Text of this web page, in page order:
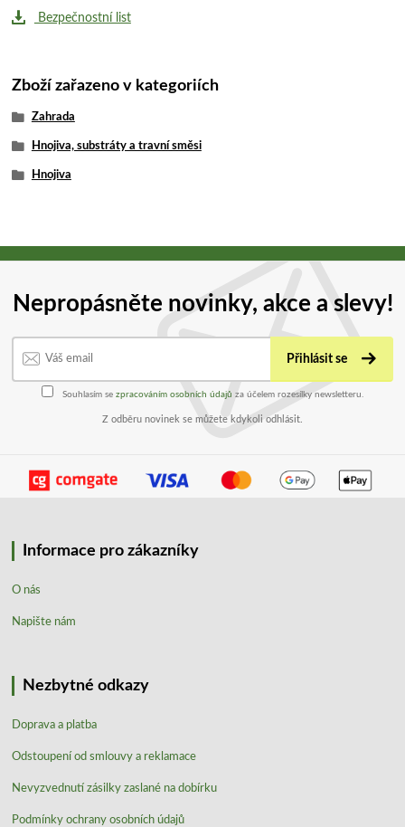
Bezpečnostní list
Zboží zařazeno v kategoriích
Zahrada
Hnojiva, substráty a travní směsi
Hnojiva
Nepropásněte novinky, akce a slevy!
Přihlásit se
Souhlasím se zpracováním osobních údajů za účelem rozesílky newsletteru.
Z odběru novinek se můžete kdykoli odhlásit.
Informace pro zákazníky
O nás
Napište nám
Nezbytné odkazy
Doprava a platba
Odstoupení od smlouvy a reklamace
Nevyzvednutí zásilky zaslané na dobírku
Podmínky ochrany osobních údajů